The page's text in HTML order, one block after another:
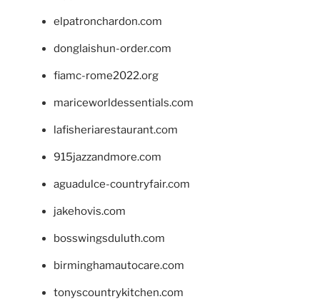
elpatronchardon.com
donglaishun-order.com
fiamc-rome2022.org
mariceworldessentials.com
lafisheriarestaurant.com
915jazzandmore.com
aguadulce-countryfair.com
jakehovis.com
bosswingsduluth.com
birminghamautocare.com
tonyscountrykitchen.com